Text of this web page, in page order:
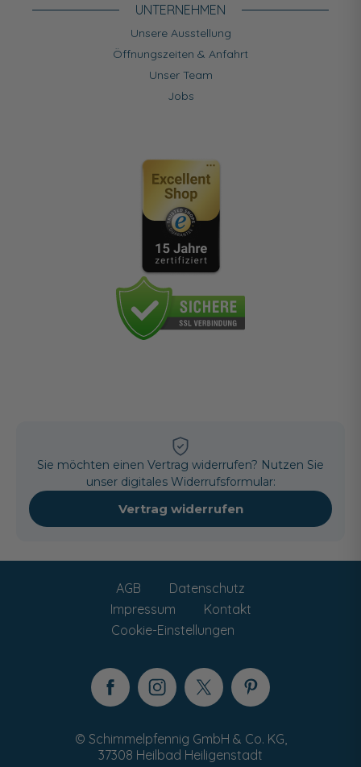
UNTERNEHMEN
Unsere Ausstellung
Öffnungszeiten & Anfahrt
Unser Team
Jobs
Sie möchten einen Vertrag widerrufen? Nutzen Sie
unser digitales Widerrufsformular:
Vertrag widerrufen
AGB
Datenschutz
Impressum
Kontakt
Cookie-Einstellungen
© Schimmelpfennig GmbH & Co. KG,
37308 Heilbad Heiligenstadt